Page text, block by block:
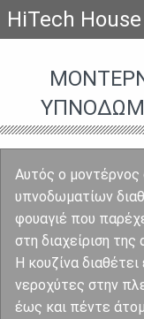
HiTech House
Αυτός ο μοντέρνος
υπνοδωματίων
φουαγιέ που
στη διαχείριση της
Η κουζίνα
νεροχύτες στην
έως και πέντε